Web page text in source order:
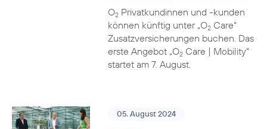
O2Privatkundinnen und -kunden
können künftig unter „O2Care“
Zusatzversicherungen buchen. Das
erste Angebot „O2Care | Mobility“
startet am 7. August.
05. August 2024